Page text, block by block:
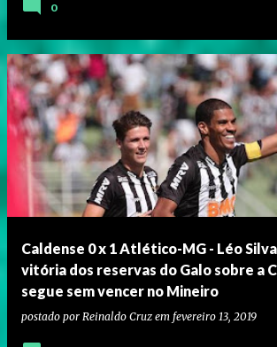
0
Caldense 0 x 1 Atlético-MG - Léo
vitória dos reservas do Galo sobre a
segue sem vencer no Mineiro
postado por Reinaldo Cruz em fevereiro 13, 2019